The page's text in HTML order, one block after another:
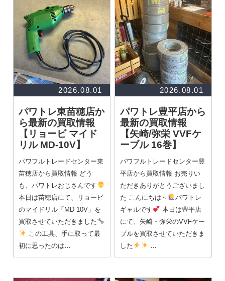
2026.08.01
パワトレ東苗穂店か
ら最新の買取情報
【リョービ マイド
リル MD-10V】
パワフルトレードセンター東
苗穂店から買取情報 どう
も、パワトレおじさんです
本日は苗穂店にて、リョービ
のマイドリル「MD-10V」を
買取させていただきました
この工具、手に取って最
初に思ったのは…
2026.08.01
パワトレ豊平店から
最新の買取情報
【矢崎/弥栄 VVFケ
ーブル 16巻】
パワフルトレードセンター豊
平店から買取情報 お売りい
ただきありがとうございまし
た こんにちは～
パワトレ
ギャルです
本日は豊平店
にて、矢崎・弥栄のVVFケー
ブルを買取させていただきま
した